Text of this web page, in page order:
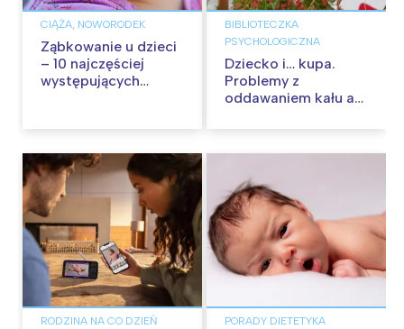
CIĄŻA, NOWORODEK
Ząbkowanie u dzieci
– 10 najczęściej
występujących
BIBLIOTECZKA
PSYCHOLOGICZNA
Dziecko i… kupa.
Problemy z
oddawaniem kału a
RODZINA NA CO DZIEŃ PORADY DIETETYKA